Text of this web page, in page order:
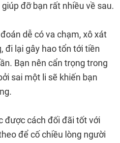
đỡ bạn rất nhiều về sau.
dễ có va chạm, xô xát
đi lại gây hao tổn tới tiền
Bạn nên cẩn trọng trong
sai một li sẽ khiến bạn
được cách đối đãi tốt với
để cố chiều lòng người